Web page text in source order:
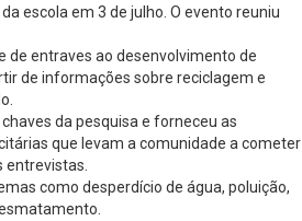
escola em 3 de julho. O evento reuniu
de entraves ao desenvolvimento de
de informações sobre reciclagem e
da pesquisa e forneceu as
que levam a comunidade a cometer
entrevistas.
como desperdício de água, poluição,